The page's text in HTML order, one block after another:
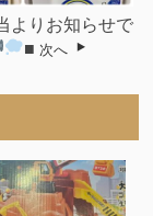
よりお知らせで
■ 次へ